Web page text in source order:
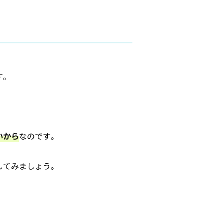
からなのです。
みましょう。